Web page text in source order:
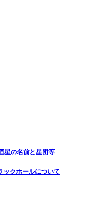
星の名前と星団等
ックホールについて